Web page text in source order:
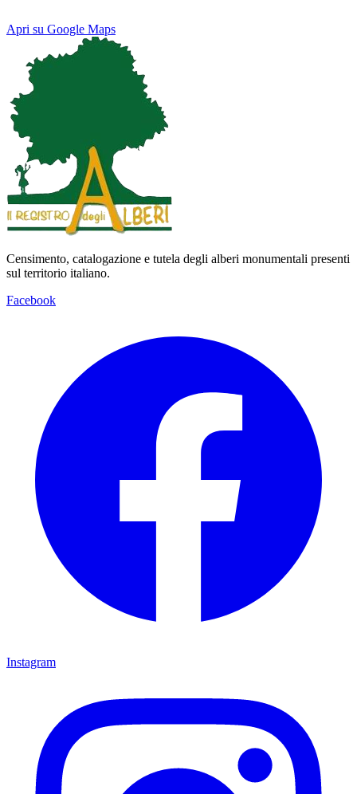
Apri su Google Maps
Map Satellite
Keyboard shortcuts
Censimento, catalogazione e tutela degli alberi monumentali presenti
sul territorio italiano.
Facebook
Instagram